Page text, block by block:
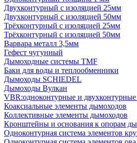
Двухконтурный с изоляцией 25мм
Двухконтурный с изоляцией 50мм
Трёхконтурный с изоляцией 25мм
Трёхконтурный с изоляцией 50мм
Варвара металл 3,5мм
Гефест чугунный
Дымоходные системы TMF
Баки для воды и теплообменники
Дымоходы SCHIEDEL
Дымоходы Вулкан
VBR:одноконтурные и
Коаксиальные элементы дымоходов
Коллективные элементы дымоходов
Кронштейны и основания к опорам
Одноконтурная система элементов